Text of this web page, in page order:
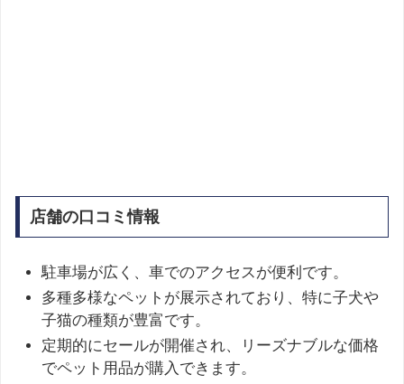
店舗の口コミ情報
駐車場が広く、車でのアクセスが便利です。
多種多様なペットが展示されており、特に子犬や
子猫の種類が豊富です。
定期的にセールが開催され、リーズナブルな価格
でペット用品が購入できます。